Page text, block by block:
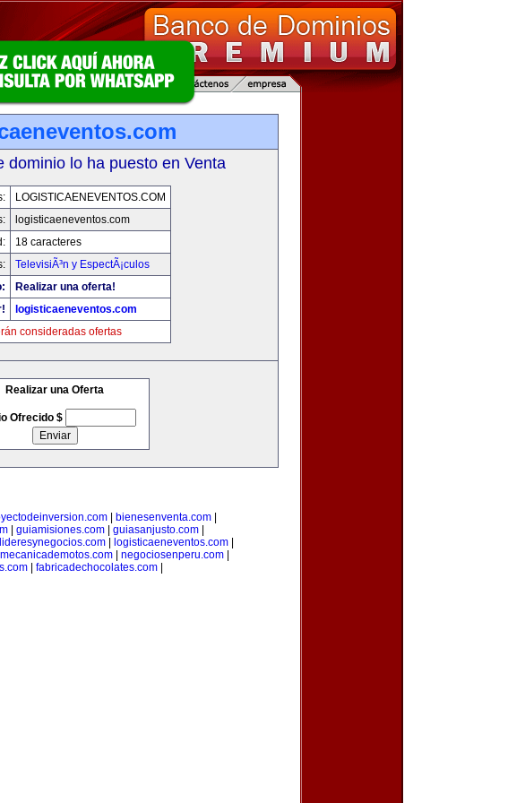
dominio lo ha puesto en Venta
LOGISTICAENEVENTOS.COM
logisticaeneventos.com
18 caracteres
TelevisiÃ³n y EspectÃ¡culos
Realizar una oferta!
logisticaeneventos.com
consideradas ofertas
Realizar una Oferta
Ofrecido $
| bienesenventa.com|
guiamisiones.com guiasanjusto.com
lideresynegocios.com logisticaeneventos.com
mecanicademotos.com negociosenperu.com
| fabricadechocolates.com|